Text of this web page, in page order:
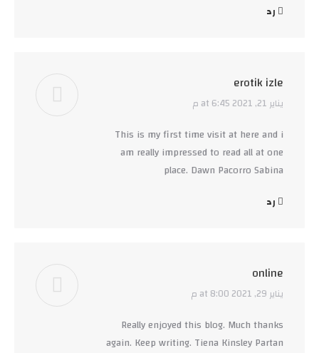
رد
erotik izle
says:
يناير 21, 2021 at 6:45 م
This is my first time visit at here and i
am really impressed to read all at one
place. Dawn Pacorro Sabina
رد
online
says:
يناير 29, 2021 at 8:00 م
Really enjoyed this blog. Much thanks
again. Keep writing. Tiena Kinsley Partan